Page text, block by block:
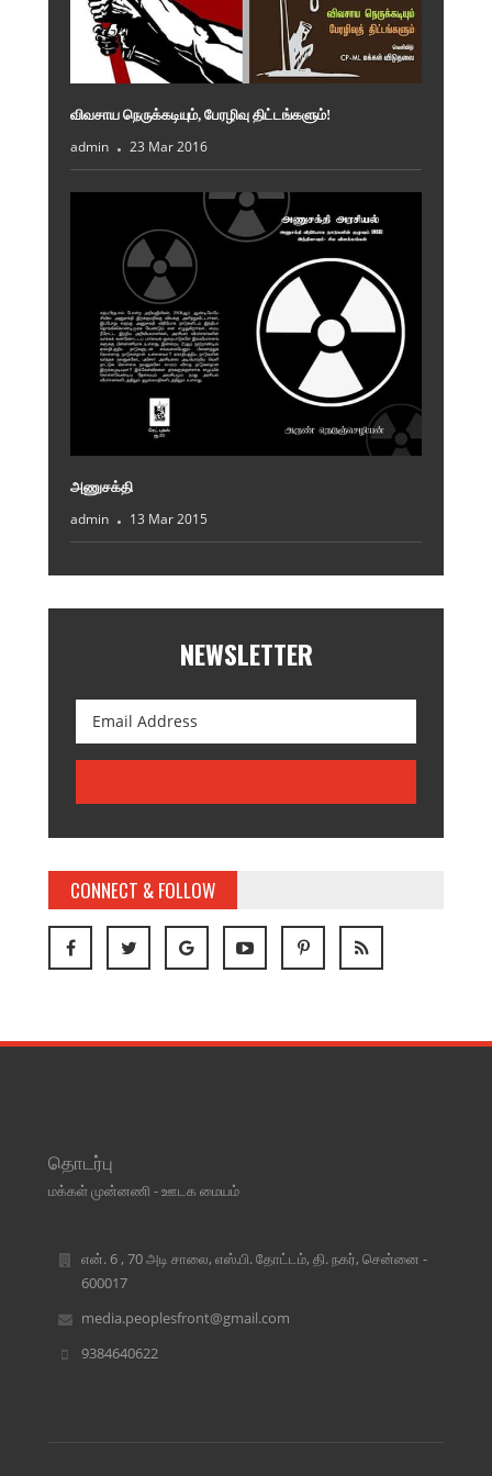
விவசாய நெருக்கடியும், பேரழிவு திட்டங்களும்!
admin 23 Mar 2016
அணுசக்தி
admin 13 Mar 2015
NEWSLETTER
CONNECT & FOLLOW
தொடர்பு
மக்கள் முன்னணி - ஊடக மையம்
என். 6 , 70 அடி சாலை, எஸ்.பி. தோட்டம், தி. நகர், சென்னை -
600017
media.peoplesfront@gmail.com
9384640622